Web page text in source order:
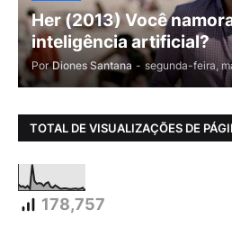
Her (2013) Você
inteligência artificial?
Por Diones Santana - segunda-feira,
TOTAL DE VISUALIZAÇÕES DE
178,757